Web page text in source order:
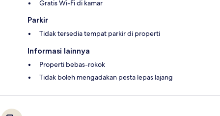
Gratis Wi-Fi di kamar
Parkir
Tidak tersedia tempat parkir di properti
Informasi lainnya
Properti bebas-rokok
Tidak boleh mengadakan pesta lepas lajang